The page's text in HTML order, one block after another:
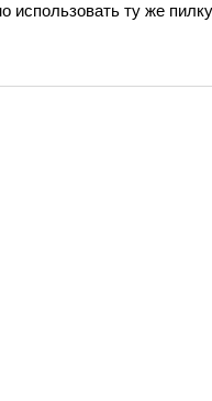
ту же